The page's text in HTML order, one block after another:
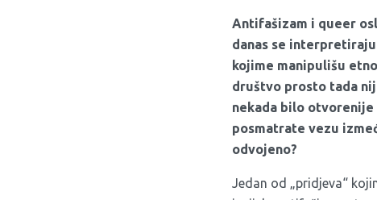
Antifašizam i queer
danas se
kojime manipulišu
društvo prosto tada
nekada bilo otvorenije
posmatrate vezu
odvojeno?
Jedan od „pridjeva“